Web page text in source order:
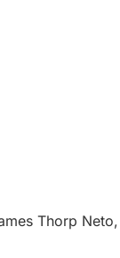
Thorp